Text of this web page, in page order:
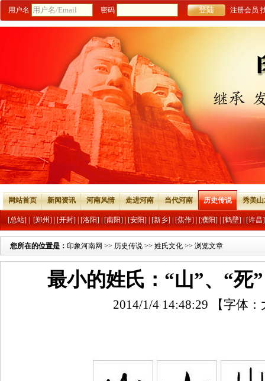
用户名 密码 注册会员
网站首页 新闻资讯 河南风情 走进河南 当代河南 历史传说 秀美
[总站] [郑州] [开封] [洛阳] [南阳] [安阳] [新乡] [焦作] [濮阳] [鹤壁] [许昌]
您所在的位置是： 印象河南网 >> 历史传说 >> 姓氏文化 >> 浏览文章
最小的姓氏：“山”、“死
2014/1/4 14:48:29 【字体：